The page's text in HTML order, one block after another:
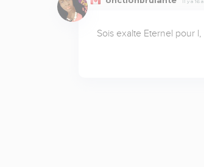
Sois exalte Eternel pour